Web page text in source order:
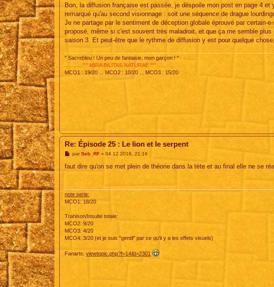
s
a
g
Bon, la diffusion française est passée, je déspoile mon post en page 4
remarqué qu'au second visionnage : soit une séquence de drague
Je ne partage par le sentiment de déception globale éprouvé par
proposé, même si c'est souvent très maladroit, et que ça me semble
saison 3. Et peut-être que le rythme de diffusion y est pour quelque
" Sacrebleu ! Un peu de fantaisie, mon garçon ! "
............°°° MIRA BILITAS NATURAE °°°............
MCO1 : 19/20 ... MCO2 : 10/20 ... MCO3 : 15/20
Re: Épisode 25 : Le lion et le serpent
M
s
par Seb_RF» 04 12 2016, 21:16
faut dire qu'on se met plein de théorie dans la tète et au final elle ne se
note serie:
MCO1: 18/20
Trahison/Insulte totale:
MCO2: 9/20
MCO3: 4/20
MCO4: 3/20 (et je suis "gentil" par ce qu'il y a les effets visuels)
Fanarts: viewtopic.php?f=14&t=2301